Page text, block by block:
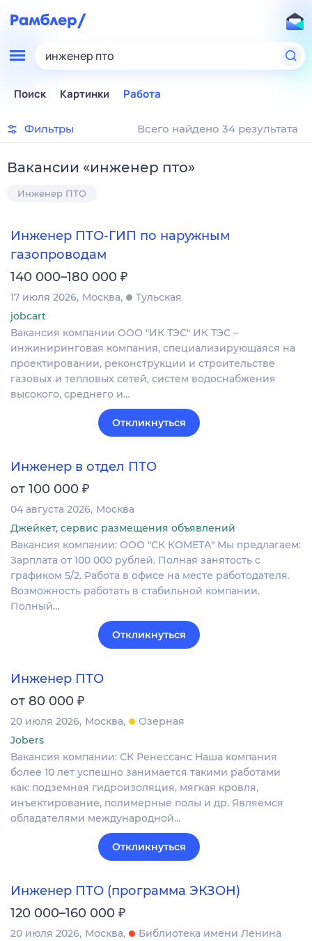
инженер пто
Поиск Картинки Работа
Фильтры Всего найдено 34 результата
Вакансии «инженер пто»
Инженер ПТО
Инженер ПТО-ГИП по наружным
газопроводам
140 000–180 000 ₽
17 июля 2026 Москва
Тульская
jobcart
Вакансия компании ООО "ИК ТЭС" ИК ТЭС –
инжиниринговая компания, специализирующаяся на
проектировании, реконструкции и строительстве
газовых и тепловых сетей, систем водоснабжения
высокого, среднего и…
Откликнуться
Инженер в отдел ПТО
от 100 000 ₽
04 августа 2026 Москва
Джейкет, сервис размещения объявлений
Вакансия компании: ООО "СК КОМЕТА" Мы предлагаем:
Зарплата от 100 000 рублей. Полная занятость с
графиком 5/2. Работа в офисе на месте работодателя.
Возможность работать в стабильной компании.
Полный…
Откликнуться
Инженер ПТО
от 80 000 ₽
20 июля 2026 Москва
Озерная
Jobers
Вакансия компании: СК Ренессанс Наша компания
более 10 лет успешно занимается такими работами
как: подземная гидроизоляция, мягкая кровля,
инъектирование, полимерные полы и др. Являемся
обладателями международной…
Откликнуться
Инженер ПТО (программа ЭКЗОН)
120 000–160 000 ₽
20 июля 2026 Москва
Библиотека имени Ленина